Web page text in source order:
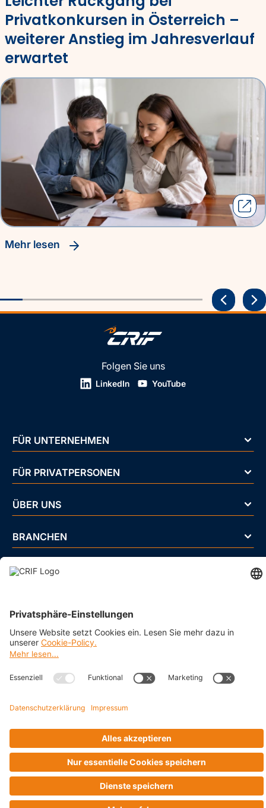
Privatkonkursen in Österreich –
weiterer Anstieg im Jahresverlauf
erwartet
Mehr lesen
Folgen Sie uns
LinkedIn YouTube
FÜR UNTERNEHMEN
FÜR PRIVATPERSONEN
ÜBER UNS
BRANCHEN
Impressum
Business Ethics Policy
© 2026 CRIF GmbH AT | Copyright